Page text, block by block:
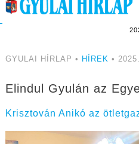
GYULAI HÍRLAP • HÍREK •
Elindul Gyulán az
Krisztován Anikó az